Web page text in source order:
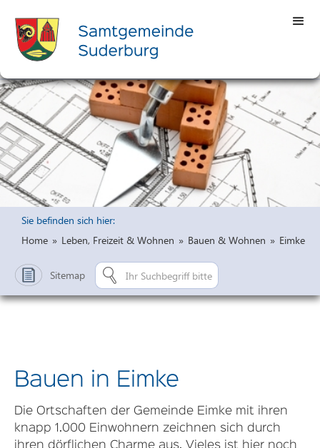
Sie befinden sich hier:
Home » Leben, Freizeit & Wohnen » Bauen & Wohnen » Eimke
Sitemap
Bauen in Eimke
Die Ortschaften der Gemeinde Eimke mit ihren
knapp 1.000 Einwohnern zeichnen sich durch
ihren dörflichen Charme aus. Vieles ist hier noch